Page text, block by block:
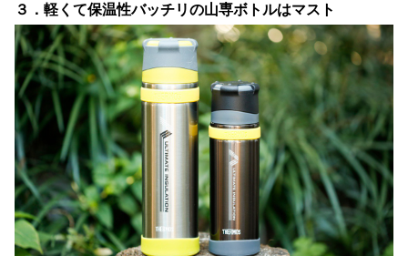
３．軽くて保温性バッチリの山専ボトルはマスト